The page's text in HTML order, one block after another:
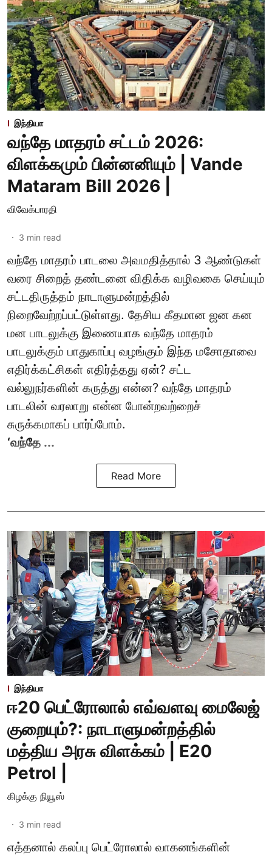
இந்தியா
வந்தே மாதரம் சட்டம் 2026:
விளக்கமும் பின்னனியும் | Vande
Mataram Bill 2026 |
விவேக்பாரதி
3 min read
வந்தே மாதரம் பாடலை அவமதித்தால் 3 ஆண்டுகள்
வரை சிறைத் தண்டனை விதிக்க வழிவகை செய்யும்
சட்டதிருத்தம் நாடாளுமன்றத்தில்
நிறைவேற்றப்பட்டுள்ளது. தேசிய கீதமான ஜன கன
மன பாடலுக்கு இணையாக வந்தே மாதரம்
பாடலுக்கும் பாதுகாப்பு வழங்கும் இந்த மசோதாவை
எதிர்க்கட்சிகள் எதிர்த்தது ஏன்? சட்ட
வல்லுநர்களின் கருத்து என்ன? வந்தே மாதரம்
பாடலின் வரலாறு என்ன போன்றவற்றைச்
சுருக்கமாகப் பார்ப்போம்.
‘வந்தே ...
Read More
இந்தியா
ஈ20 பெட்ரோலால் எவ்வளவு மைலேஜ்
குறையும்?: நாடாளுமன்றத்தில்
மத்திய அரசு விளக்கம் | E20
Petrol |
கிழக்கு நியூஸ்
3 min read
எத்தனால் கலப்பு பெட்ரோலால் வாகனங்களின்